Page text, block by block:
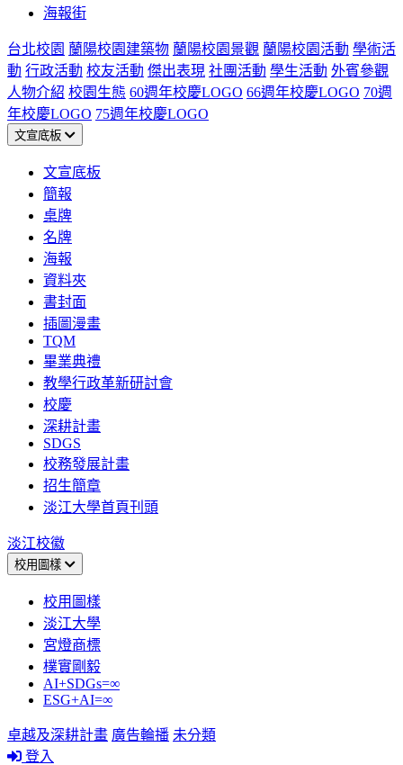
海報街
台北校園 蘭陽校園建築物 蘭陽校園景觀 蘭陽校園活動 學術活
動 行政活動 校友活動 傑出表現 社團活動 學生活動 外賓參觀
人物介紹 校園生態 60週年校慶LOGO 66週年校慶LOGO 70週
年校慶LOGO 75週年校慶LOGO
文宣底板
文宣底板
簡報
桌牌
名牌
海報
資料夾
書封面
插圖漫畫
TQM
畢業典禮
教學行政革新研討會
校慶
深耕計畫
SDGS
校務發展計畫
招生簡章
淡江大學首頁刊頭
淡江校徽
校用圖樣
校用圖樣
淡江大學
宮燈商標
樸實剛毅
AI+SDGs=∞
ESG+AI=∞
卓越及深耕計畫 廣告輪播 未分類
登入